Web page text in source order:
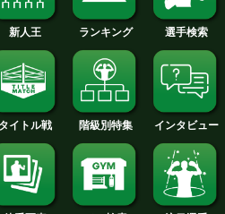
2014年
2013年